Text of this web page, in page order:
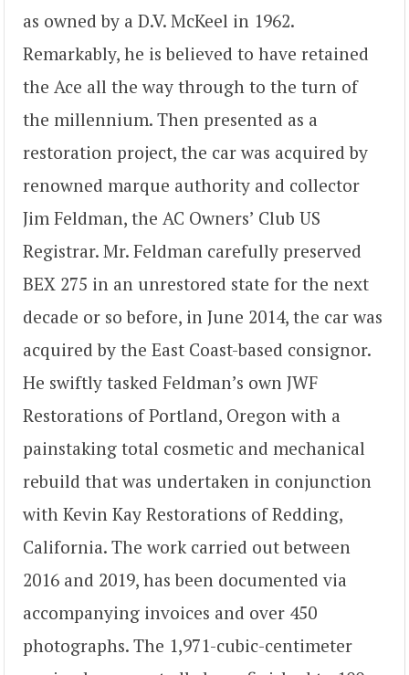
as owned by a D.V. McKeel in 1962.
Remarkably, he is believed to have retained
the Ace all the way through to the turn of
the millennium. Then presented as a
restoration project, the car was acquired by
renowned marque authority and collector
Jim Feldman, the AC Owners’ Club US
Registrar. Mr. Feldman carefully preserved
BEX 275 in an unrestored state for the next
decade or so before, in June 2014, the car was
acquired by the East Coast-based consignor.
He swiftly tasked Feldman’s own JWF
Restorations of Portland, Oregon with a
painstaking total cosmetic and mechanical
rebuild that was undertaken in conjunction
with Kevin Kay Restorations of Redding,
California. The work carried out between
2016 and 2019, has been documented via
accompanying invoices and over 450
photographs. The 1,971-cubic-centimeter